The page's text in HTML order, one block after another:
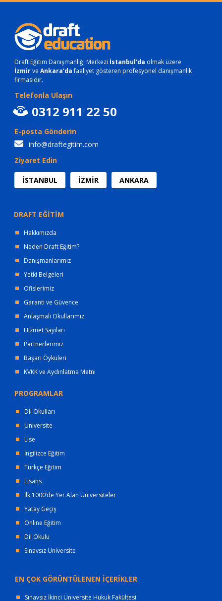
Draft Eğitim Danışmanlığı Merkezi İstanbul'da olmak üzere
İzmirve Ankara'dafaaliyet gösteren profesyonel danışmanlık
firmasıdır.
Telefonla Ulaşın
0312 911 22 50
E-posta Gönderin
info@draftegitim.com
Ziyaret Edin
İSTANBUL İZMİR ANKARA
DRAFT EĞİTİM
Hakkımızda
Neden Draft Eğitim?
Danışmanlarımız
Yetki Belgeleri
Ofislerimiz
Garanti ve Güvence
Anlaşmalı Okullarımız
Hizmet Sayıları
Partnerlerimiz
Başarı Öyküleri
KVKK ve Aydınlatma Metni
PROGRAMLAR
Dil Okulları
Üniversite
Lise
İngilizce Eğitim
Türkçe Eğitim
Lisans
İlk 1000’de Yer Alan Üniversiteler
Yatay Geçiş
Online Eğitim
Dil Okulu
Sınavsız Üniversite
EN ÇOK GÖRÜNTÜLENEN İÇERİKLER
Sınavsız İkinci Üniversite Hukuk Fakültesi